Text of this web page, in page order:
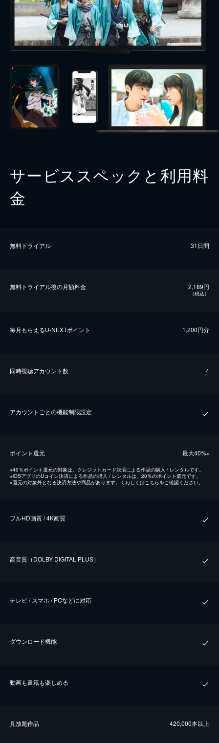
サービススペックと利用料
金
無料トライアル 31日間
無料トライアル後の⽉額料金 2,189円
（税込）
毎⽉もらえるU-NEXTポイント 1,200円分
同時視聴アカウント数 4
アカウントごとの機能制限設定
ポイント還元 最⼤40%※
※40％ポイント還元の対象は、クレジットカード決済による作品の購入 / レンタルです。
※iOSアプリのUコイン決済による作品の購入 / レンタルは、20％のポイント還元です。
※還元の対象外となる決済方法や商品があります。くわしくはこちらをご確認ください。
フルHD画質 / 4K画質
⾼⾳質（DOLBY DIGITAL PLUS）
テレビ / スマホ / PCなどに対応
ダウンロード機能
動画も書籍も楽しめる
⾒放題作品 420,000本以上